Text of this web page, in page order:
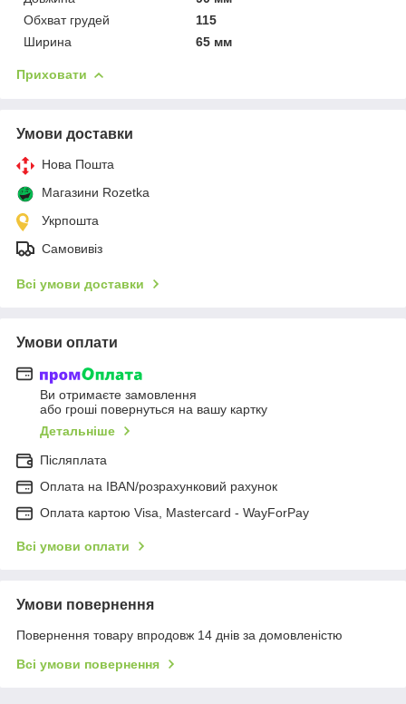
Обхват грудей
115
Ширина
65 мм
Приховати
Умови доставки
Нова Пошта
Магазини Rozetka
Укрпошта
Самовивіз
Всі умови доставки
Умови оплати
Ви отримаєте замовлення
або гроші повернуться на вашу картку
Детальніше
Післяплата
Оплата на IBAN/розрахунковий рахунок
Оплата картою Visa, Mastercard - WayForPay
Всі умови оплати
Умови повернення
Повернення товару впродовж 14 днів за домовленістю
Всі умови повернення